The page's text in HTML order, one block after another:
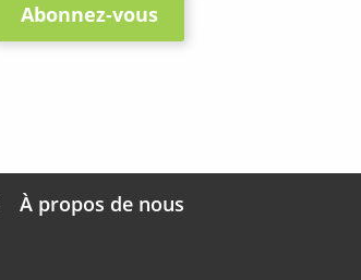
Abonnez-vous
À propos de nous